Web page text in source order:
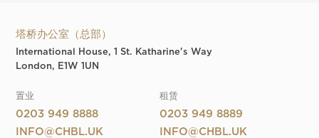
塔桥办公室（总部）
International House, 1 St. Katharine's Way
London, E1W 1UN
置业
0203 949 8888
INFO@CHBL.UK
租赁
0203 949 8889
INFO@CHBL.UK